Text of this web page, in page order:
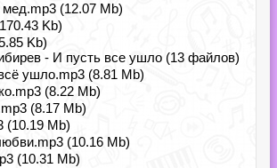
(12.07 Mb)
Kb)
Kb)
- И пусть все ушло (13 файлов)
ушло.mp3 (8.81 Mb)
(8.22 Mb)
(8.17 Mb)
(10.19 Mb)
(10.16 Mb)
(10.31 Mb)